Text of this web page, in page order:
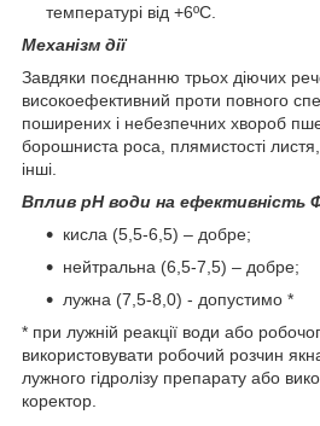
температурі від +6ºC.
Механізм дії
Завдяки поєднанню трьох діючих
високоефективний проти повного
поширених і небезпечних хвороб
борошниста роса, плямистості листя,
інші.
Вплив pH води на ефективність
кисла (5,5-6,5) – добре;
нейтральна (6,5-7,5) – добре;
лужна (7,5-8,0) - допустимо *
* при лужній реакції води або
використовувати робочий розчин
лужного гідролізу препарату або
коректор.